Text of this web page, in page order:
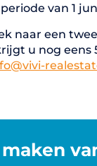
van 1
naar een
u nog